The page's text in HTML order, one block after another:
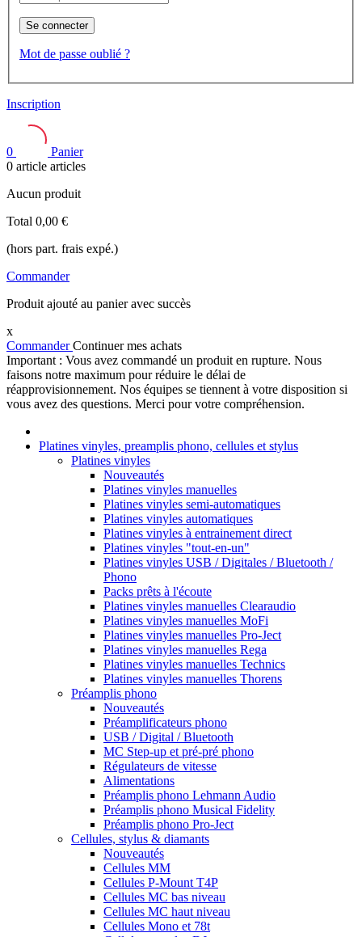
Se connecter
Mot de passe oublié ?
Inscription
0
Panier
0 article articles
Aucun produit
Total 0,00 €
(hors part. frais expé.)
Commander
Produit ajouté au panier avec succès
x
CommanderContinuer mes achats
Important : Vous avez commandé un produit en rupture. Nous
faisons notre maximum pour réduire le délai de
réapprovisionnement. Nos équipes se tiennent à votre disposition si
vous avez des questions. Merci pour votre compréhension.
Platines vinyles, preamplis phono, cellules et stylus
Platines vinyles
Nouveautés
Platines vinyles manuelles
Platines vinyles semi-automatiques
Platines vinyles automatiques
Platines vinyles à entrainement direct
Platines vinyles "tout-en-un"
Platines vinyles USB / Digitales / Bluetooth /
Phono
Packs prêts à l'écoute
Platines vinyles manuelles Clearaudio
Platines vinyles manuelles MoFi
Platines vinyles manuelles Pro-Ject
Platines vinyles manuelles Rega
Platines vinyles manuelles Technics
Platines vinyles manuelles Thorens
Préamplis phono
Nouveautés
Préamplificateurs phono
USB / Digital / Bluetooth
MC Step-up et pré-pré phono
Régulateurs de vitesse
Alimentations
Préamplis phono Lehmann Audio
Préamplis phono Musical Fidelity
Préamplis phono Pro-Ject
Cellules, stylus & diamants
Nouveautés
Cellules MM
Cellules P-Mount T4P
Cellules MC bas niveau
Cellules MC haut niveau
Cellules Mono et 78t